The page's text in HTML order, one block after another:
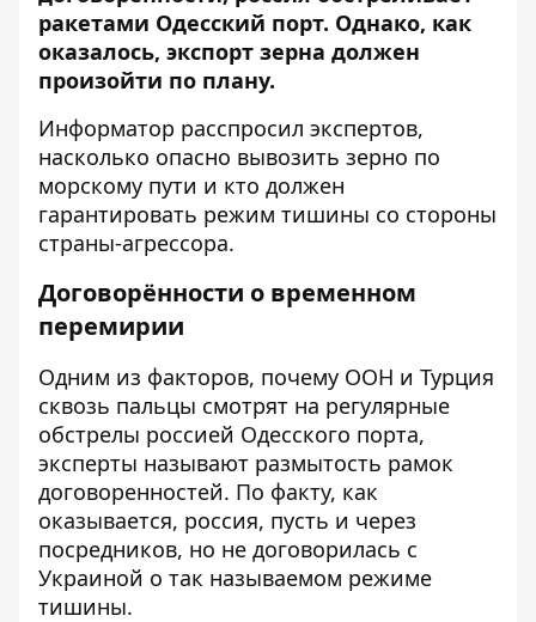
ракетами Одесский порт. Однако, как
оказалось, экспорт зерна должен
произойти по плану.
Информатор расспросил экспертов,
насколько опасно вывозить зерно по
морскому пути и кто должен
гарантировать режим тишины со стороны
страны-агрессора.
Договорённости о временном
перемирии
Одним из факторов, почему ООН и Турция
сквозь пальцы смотрят на регулярные
обстрелы россией Одесского порта,
эксперты называют размытость рамок
договоренностей. По факту, как
оказывается, россия, пусть и через
посредников, но не договорилась с
Украиной о так называемом режиме
тишины.